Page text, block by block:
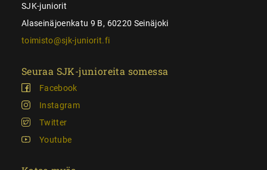
SJK-juniorit
Alaseinäjoenkatu 9 B, 60220 Seinäjoki
toimisto@sjk-juniorit.fi
Seuraa SJK-junioreita somessa
Facebook
Instagram
Twitter
Youtube